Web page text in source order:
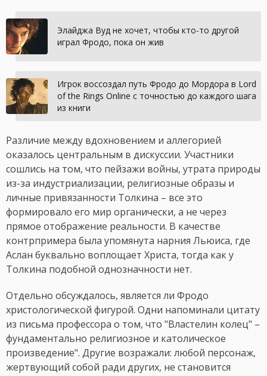
Элайджа Вуд не хочет, чтобы кто-то другой
играл Фродо, пока он жив
Игрок воссоздал путь Фродо до Мордора в Lord
of the Rings Online с точностью до каждого шага
из книги
Различие между вдохновением и аллегорией
оказалось центральным в дискуссии. Участники
сошлись на том, что пейзажи войны, утрата природы
из-за индустриализации, религиозные образы и
личные привязанности Толкина – все это
формировало его мир органически, а не через
прямое отображение реальности. В качестве
контрпримера была упомянута нарния Льюиса, где
Аслан буквально воплощает Христа, тогда как у
Толкина подобной однозначности нет.
Отдельно обсуждалось, является ли Фродо
христологической фигурой. Одни напоминали цитату
из письма профессора о том, что "Властелин колец" –
фундаментально религиозное и католическое
произведение". Другие возражали: любой персонаж,
жертвующий собой ради других, не становится